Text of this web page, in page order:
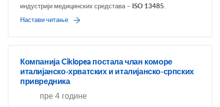
индустрији медицинских средстава –
ISO 13485
Настави читање
Компанија Ciklopea постала члан коморе
италијанско-хрватских и италијанско-српских
привредника
пре 4 године